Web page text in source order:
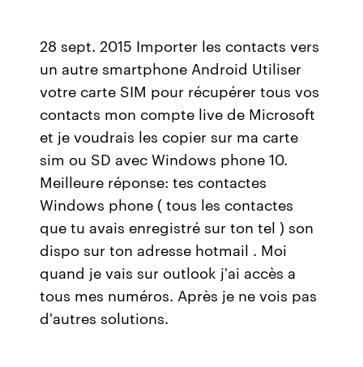
28 sept. 2015 Importer les contacts vers
un autre smartphone Android Utiliser
votre carte SIM pour récupérer tous vos
contacts mon compte live de Microsoft
et je voudrais les copier sur ma carte
sim ou SD avec Windows phone 10.
Meilleure réponse: tes contactes
Windows phone ( tous les contactes
que tu avais enregistré sur ton tel ) son
dispo sur ton adresse hotmail . Moi
quand je vais sur outlook j'ai accès a
tous mes numéros. Après je ne vois pas
d'autres solutions.